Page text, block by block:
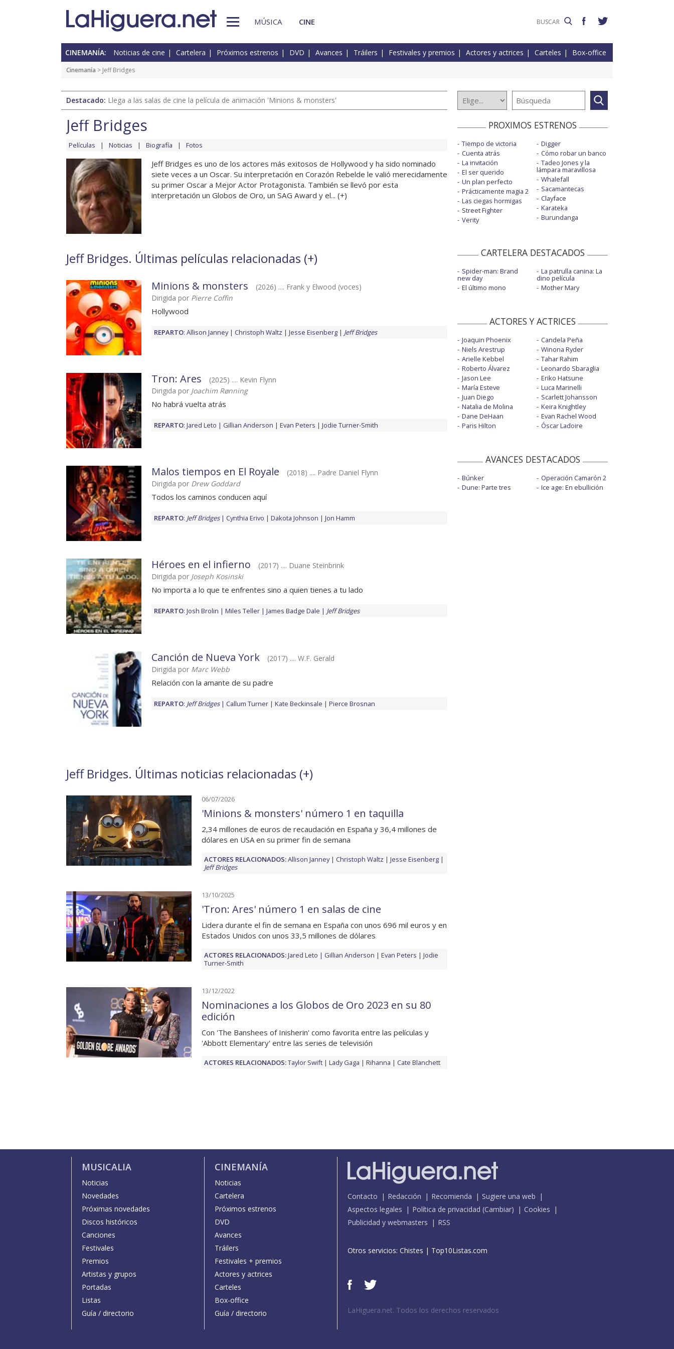
MÚSICA CINE
CINEMANÍA: Noticias de cine Cartelera Próximos estrenos DVD Avances Tráilers Festivales y premios Actores y actrices Carteles Box-office
Cinemanía > Jeff Bridges
Destacado: Llega a las salas de cine la película de animación 'Minions & monsters'
Jeff Bridges
Películas Noticias Biografía Fotos
Jeff Bridges es uno de los actores más exitosos de Hollywood y ha sido nominado
siete veces a un Oscar. Su interpretación en Corazón Rebelde le valió merecidamente
su primer Oscar a Mejor Actor Protagonista. También se llevó por esta
interpretación un Globos de Oro, un SAG Award y el... (+)
Jeff Bridges. Últimas películas relacionadas (+)
Minions & monsters
(2026) .... Frank y Elwood (voces)
Dirigida por Pierre Coffin
Hollywood
REPARTO: Allison Janney Christoph Waltz Jesse Eisenberg Jeff Bridges
Tron: Ares
(2025) .... Kevin Flynn
Dirigida por Joachim Rønning
No habrá vuelta atrás
REPARTO: Jared Leto Gillian Anderson Evan Peters Jodie Turner-Smith
Malos tiempos en El Royale
(2018) .... Padre Daniel Flynn
Dirigida por Drew Goddard
Todos los caminos conducen aquí
REPARTO: Jeff Bridges Cynthia Erivo Dakota Johnson Jon Hamm
Héroes en el infierno
(2017) .... Duane Steinbrink
Dirigida por Joseph Kosinski
No importa a lo que te enfrentes sino a quien tienes a tu lado
REPARTO: Josh Brolin Miles Teller James Badge Dale Jeff Bridges
Canción de Nueva York
(2017) .... W.F. Gerald
Dirigida por Marc Webb
Relación con la amante de su padre
REPARTO: Jeff Bridges Callum Turner Kate Beckinsale Pierce Brosnan
Jeff Bridges. Últimas noticias relacionadas (+)
06/07/2026
'Minions & monsters' número 1 en taquilla
2,34 millones de euros de recaudación en España y 36,4 millones de
dólares en USA en su primer fin de semana
ACTORES RELACIONADOS:Allison Janney Christoph Waltz
Jesse Eisenberg
Jeff Bridges
13/10/2025
'Tron: Ares' número 1 en salas de cine
Lidera durante el fin de semana en España con unos 696 mil euros y en
Estados Unidos con unos 33,5 millones de dólares
ACTORES RELACIONADOS:Jared Leto Gillian Anderson Evan Peters
Jodie
Turner-Smith
13/12/2022
Nominaciones a los Globos de Oro 2023 en su 80
edición
Con 'The Banshees of Inisherin' como favorita entre las películas y
'Abbott Elementary' entre las series de televisión
ACTORES RELACIONADOS:Taylor Swift Lady Gaga Rihanna Cate Blanchett
PROXIMOS ESTRENOS
Tiempo de victoria
Cuenta atrás
La invitación
El ser querido
Un plan perfecto
Prácticamente magia 2
Las ciegas hormigas
Street Fighter
Verity
Digger
Cómo robar un banco
Tadeo Jones y la
lámpara maravillosa
Whalefall
Sacamantecas
Clayface
Karateka
Burundanga
CARTELERA DESTACADOS
Spider-man: Brand
new day
El último mono
La patrulla canina: La
dino película
Mother Mary
ACTORES Y ACTRICES
Joaquin Phoenix
Niels Arestrup
Arielle Kebbel
Roberto Álvarez
Jason Lee
María Esteve
Juan Diego
Natalia de Molina
Dane DeHaan
Paris Hilton
Candela Peña
Winona Ryder
Tahar Rahim
Leonardo Sbaraglia
Eriko Hatsune
Luca Marinelli
Scarlett Johansson
Keira Knightley
Evan Rachel Wood
Óscar Ladoire
AVANCES DESTACADOS
Búnker
Dune: Parte tres
Operación Camarón 2
Ice age: En ebullición
MUSICALIA
Noticias
Novedades
Próximas novedades
Discos históricos
Canciones
Festivales
Premios
Artistas y grupos
Portadas
Listas
Guía / directorio
CINEMANÍA
Noticias
Cartelera
Próximos estrenos
DVD
Avances
Tráilers
Festivales + premios
Actores y actrices
Carteles
Box-office
Guía / directorio
Contacto Redacción Recomienda
Sugiere una web
Aspectos legales
Política de privacidad (Cambiar)
Cookies
Publicidad y webmasters
RSS
Otros servicios: Chistes | Top10Listas.com
LaHiguera.net. Todos los derechos reservados